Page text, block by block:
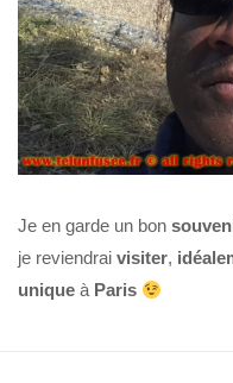
Je en garde un bon
je reviendrai visiter,
unique à Paris